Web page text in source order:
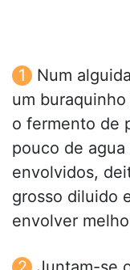
Num
um
o fermento de
pouco de
envolvidos,
grosso diluido
envolver